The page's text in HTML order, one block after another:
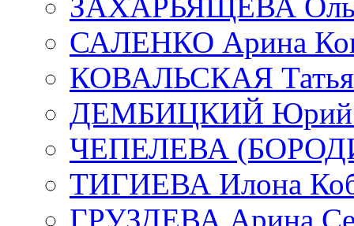
ЗАХАРЬЯЩЕВА
САЛЕНКО Арина
КОВАЛЬСКАЯ
ДЕМБИЦКИЙ Юрий
ЧЕПЕЛЕВА
ТИГИЕВА Илона